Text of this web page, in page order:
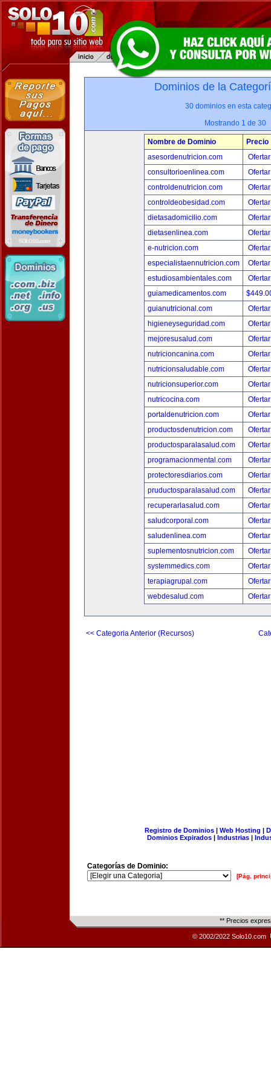
Dominios de la
30 dominios en esta
Mostrando 1 de 30
Nombre de Dominio
Precio
asesordenutricion.com
consultorioenlinea.com
controldenutricion.com
controldeobesidad.com
dietasadomicilio.com
dietasenlinea.com
e-nutricion.com
especialistaennutricion.com
estudiosambientales.com
guiamedicamentos.com
guianutricional.com
higieneyseguridad.com
mejoresusalud.com
nutricioncanina.com
nutricionsaludable.com
nutricionsuperior.com
nutricocina.com
portaldenutricion.com
productosdenutricion.com
productosparalasalud.com
programacionmental.com
protectoresdiarios.com
pruductosparalasalud.com
recuperarlasalud.com
saludcorporal.com
saludenlinea.com
suplementosnutricion.com
systemmedics.com
terapiagrupal.com
webdesalud.com
<< Categoria Anterior (Recursos)
Registro de Dominios| Web Hosting |
Dominios Expirados | Industrias |
Categorías de Dominio:
[Pág.
** Precios
© 2002/2022 Solo10.com